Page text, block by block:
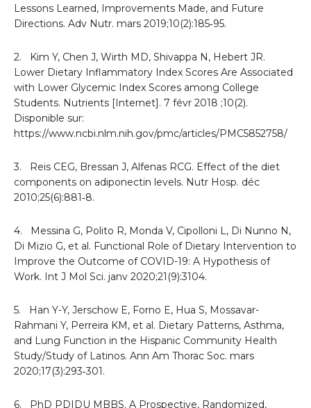
Lessons Learned, Improvements Made, and Future
Directions. Adv Nutr. mars 2019;10(2):185‑95.
2. Kim Y, Chen J, Wirth MD, Shivappa N, Hebert JR.
Lower Dietary Inflammatory Index Scores Are Associated
with Lower Glycemic Index Scores among College
Students. Nutrients [Internet]. 7 févr 2018 ;10(2).
Disponible sur:
https://www.ncbi.nlm.nih.gov/pmc/articles/PMC5852758/
3. Reis CEG, Bressan J, Alfenas RCG. Effect of the diet
components on adiponectin levels. Nutr Hosp. déc
2010;25(6):881‑8.
4. Messina G, Polito R, Monda V, Cipolloni L, Di Nunno N,
Di Mizio G, et al. Functional Role of Dietary Intervention to
Improve the Outcome of COVID-19: A Hypothesis of
Work. Int J Mol Sci. janv 2020;21(9):3104.
5. Han Y-Y, Jerschow E, Forno E, Hua S, Mossavar-
Rahmani Y, Perreira KM, et al. Dietary Patterns, Asthma,
and Lung Function in the Hispanic Community Health
Study/Study of Latinos. Ann Am Thorac Soc. mars
2020;17(3):293‑301.
6. PhD PDIDU MBBS. A Prospective, Randomized,